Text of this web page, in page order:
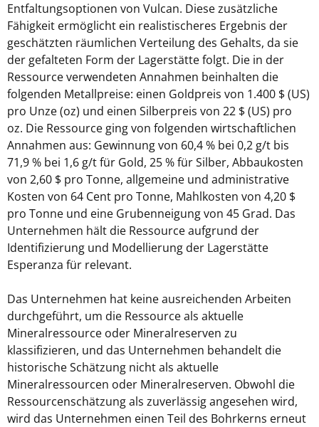
Entfaltungsoptionen von Vulcan. Diese zusätzliche
Fähigkeit ermöglicht ein realistischeres Ergebnis der
geschätzten räumlichen Verteilung des Gehalts, da sie
der gefalteten Form der Lagerstätte folgt. Die in der
Ressource verwendeten Annahmen beinhalten die
folgenden Metallpreise: einen Goldpreis von 1.400 $ (US)
pro Unze (oz) und einen Silberpreis von 22 $ (US) pro
oz. Die Ressource ging von folgenden wirtschaftlichen
Annahmen aus: Gewinnung von 60,4 % bei 0,2 g/t bis
71,9 % bei 1,6 g/t für Gold, 25 % für Silber, Abbaukosten
von 2,60 $ pro Tonne, allgemeine und administrative
Kosten von 64 Cent pro Tonne, Mahlkosten von 4,20 $
pro Tonne und eine Grubenneigung von 45 Grad. Das
Unternehmen hält die Ressource aufgrund der
Identifizierung und Modellierung der Lagerstätte
Esperanza für relevant.
Das Unternehmen hat keine ausreichenden Arbeiten
durchgeführt, um die Ressource als aktuelle
Mineralressource oder Mineralreserven zu
klassifizieren, und das Unternehmen behandelt die
historische Schätzung nicht als aktuelle
Mineralressourcen oder Mineralreserven. Obwohl die
Ressourcenschätzung als zuverlässig angesehen wird,
wird das Unternehmen einen Teil des Bohrkerns erneut